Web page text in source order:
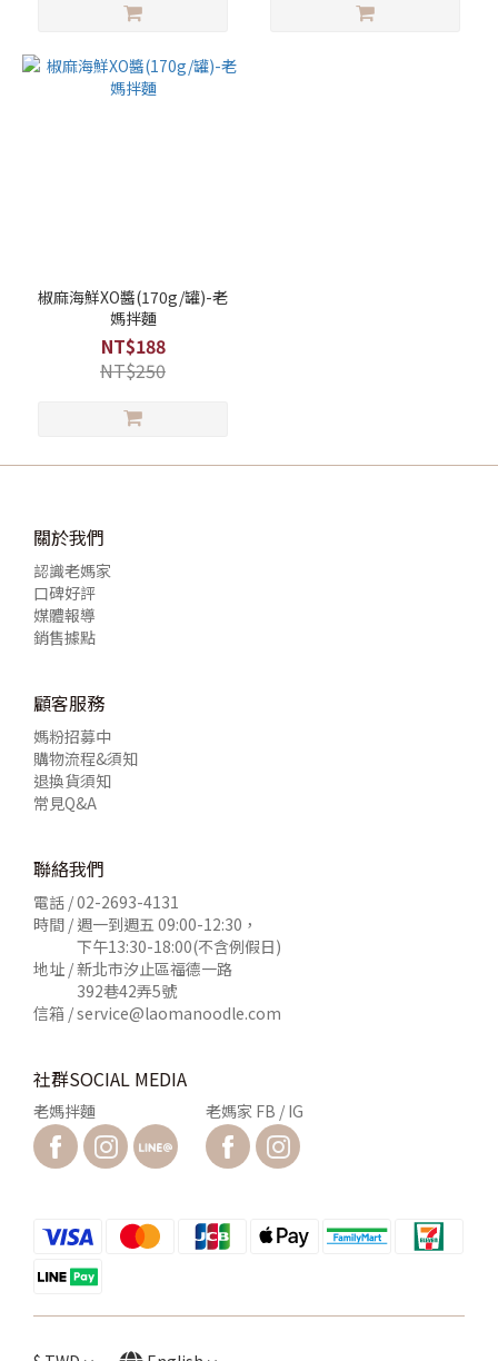
椒麻海鮮XO醬(170g/罐)-老
媽拌麵
NT$188
NT$250
關於我們
認識老媽家
口碑好評
媒體報導
銷售據點
顧客服務
媽粉招募中
購物流程&須知
退換貨須知
常見Q&A
聯絡我們
電話 /02-2693-4131
時間 / 週一到週五 09:00-12:30，
下午13:30-18:00(不含例假日)
地址 / 新北市汐止區福德一路
392巷42弄5號
信箱 /service@laomanoodle.com
社群SOCIAL MEDIA
老媽拌麵 老媽家 FB / IG